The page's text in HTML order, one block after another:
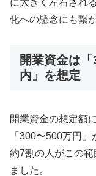
化への懸念にも繋
開業資金は
内」を想定
開業資金の想定額
「300〜500万円
約7割の人がこの
ました。